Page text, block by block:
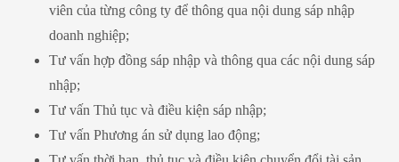
viên của từng công ty để thông qua nội dung sáp nhập
doanh nghiệp;
Tư vấn hợp đồng sáp nhập và thông qua các nội dung sáp
nhập;
Tư vấn Thủ tục và điều kiện sáp nhập;
Tư vấn Phương án sử dụng lao động;